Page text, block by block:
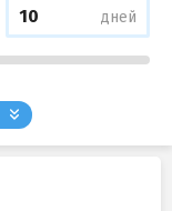
дней